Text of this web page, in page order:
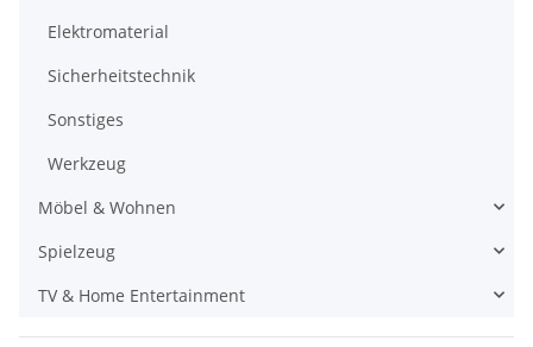
Elektromaterial
Sicherheitstechnik
Sonstiges
Werkzeug
Möbel & Wohnen
Spielzeug
TV & Home Entertainment